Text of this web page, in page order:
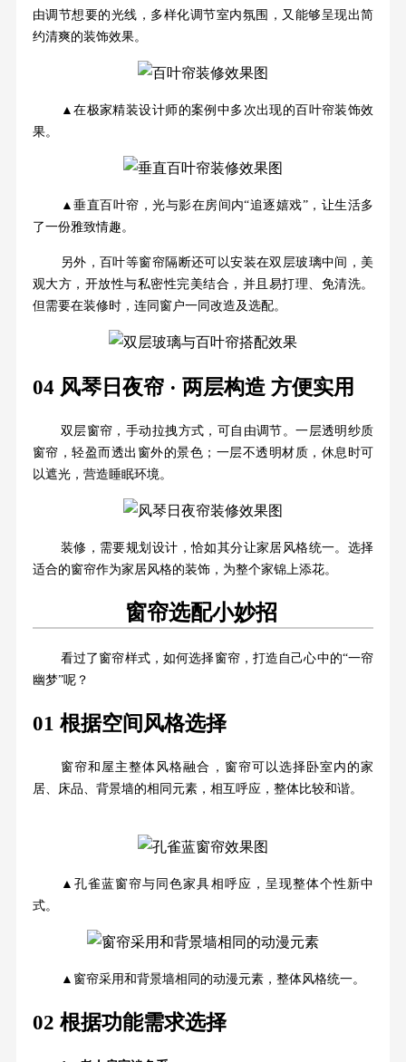
由调节想要的光线，多样化调节室内氛围，又能够呈现出简
约清爽的装饰效果。
▲在极家精装设计师的案例中多次出现的百叶帘装饰效
果。
▲垂直百叶帘，光与影在房间内“追逐嬉戏”，让生活多
了一份雅致情趣。
另外，百叶等窗帘隔断还可以安装在双层玻璃中间，美
观大方，开放性与私密性完美结合，并且易打理、免清洗。
但需要在装修时，连同窗户一同改造及选配。
04 风琴日夜帘 · 两层构造 方便实用
双层窗帘，手动拉拽方式，可自由调节。一层透明纱质
窗帘，轻盈而透出窗外的景色；一层不透明材质，休息时可
以遮光，营造睡眠环境。
装修，需要规划设计，恰如其分让家居风格统一。选择
适合的窗帘作为家居风格的装饰，为整个家锦上添花。
窗帘选配小妙招
看过了窗帘样式，如何选择窗帘，打造自己心中的“一帘
幽梦”呢？
01 根据空间风格选择
窗帘和屋主整体风格融合，窗帘可以选择卧室内的家
居、床品、背景墙的相同元素，相互呼应，整体比较和谐。
▲孔雀蓝窗帘与同色家具相呼应，呈现整体个性新中
式。
▲窗帘采用和背景墙相同的动漫元素，整体风格统一。
02 根据功能需求选择